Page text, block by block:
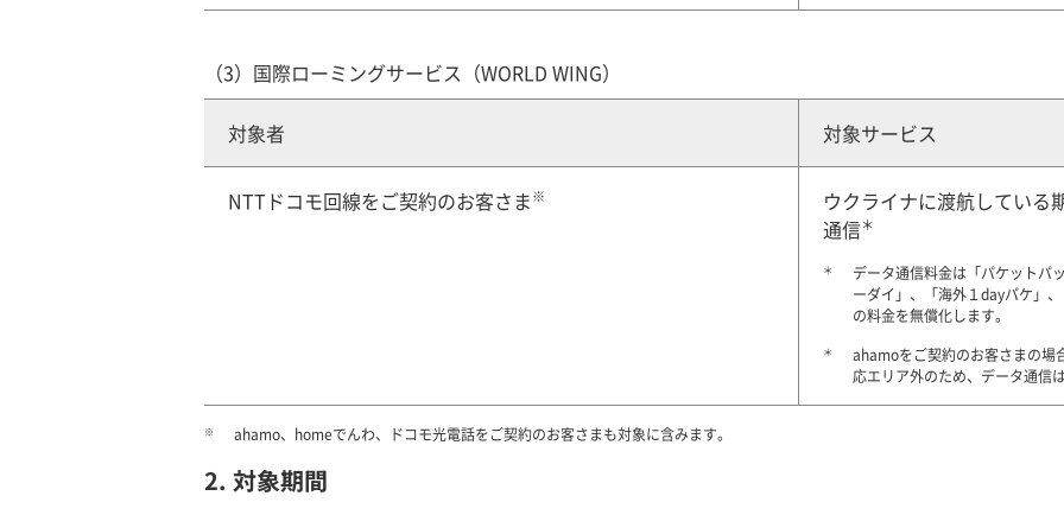
（3）国際ローミングサービス（WORLD WING）
対象者 対象サービス
NTTドコモ回線をご契約のお客さま※
ウクライナに渡航している
通信＊
＊
データ通信料金は「パケットパ
ーダイ」、「海外１dayパケ」
の料金を無償化します。
＊
ahamoをご契約のお客さまの場
応エリア外のため、データ通信
※ ahamo、homeでんわ、ドコモ光電話をご契約のお客さまも対象に含みます。
2. 対象期間